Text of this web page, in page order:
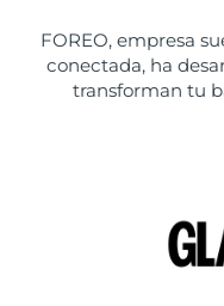
FOREO, empresa
conectada, ha
transforman tu